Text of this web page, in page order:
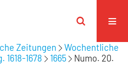
Zeitungen
Wochentliche
1678
1665
Numo. 20.